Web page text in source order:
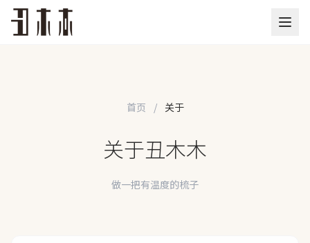
首页 / 关于
关于丑木木
做一把有温度的梳子